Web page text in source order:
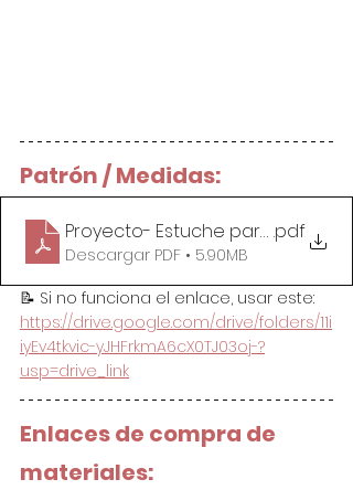
Patrón / Medidas:
Proyecto- Estuche para tus Hilos
.pdf
Descargar PDF • 5.90MB
📝 Si no funciona el enlace, usar este:
https://drive.google.com/drive/folders/11i
iyEv4tkvic-yJHFrkmA6cX0TJ03oj-?
usp=drive_link
Enlaces de compra de
materiales: